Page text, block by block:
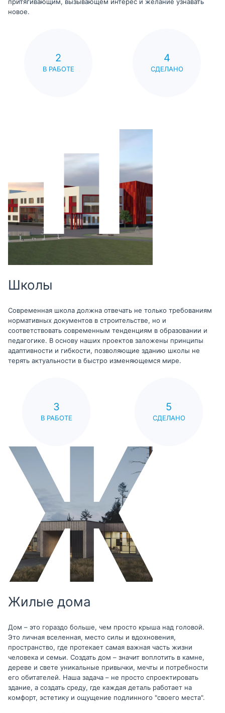
притягивающим, вызывающем интерес и желание узнавать
новое.
2
В РАБОТЕ
4
СДЕЛАНО
Школы
Современная школа должна отвечать не только требованиям
нормативных документов в строительстве, но и
соответствовать современным тенденциям в образовании и
педагогике. В основу наших проектов заложены принципы
адаптивности и гибкости, позволяющие зданию школы не
терять актуальности в быстро изменяющемся мире.
3
В РАБОТЕ
5
СДЕЛАНО
Жилые дома
Дом – это гораздо больше, чем просто крыша над головой.
Это личная вселенная, место силы и вдохновения,
пространство, где протекает самая важная часть жизни
человека и семьи. Создать дом – значит воплотить в камне,
дереве и свете уникальные привычки, мечты и потребности
его обитателей. Наша задача – не просто спроектировать
здание, а создать среду, где каждая деталь работает на
комфорт, эстетику и ощущение подлинного "своего места".